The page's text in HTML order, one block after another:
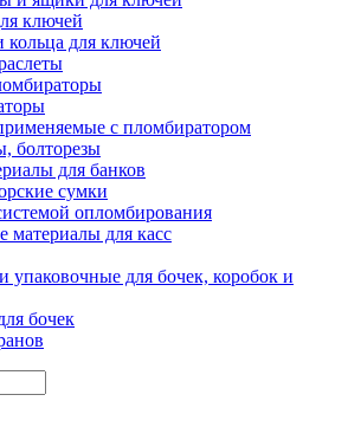
ключей
кольца для ключей
с пломбиратором
болторезы
для банков
сумки
опломбирования
материалы для касс
для бочек, коробок и
бочек